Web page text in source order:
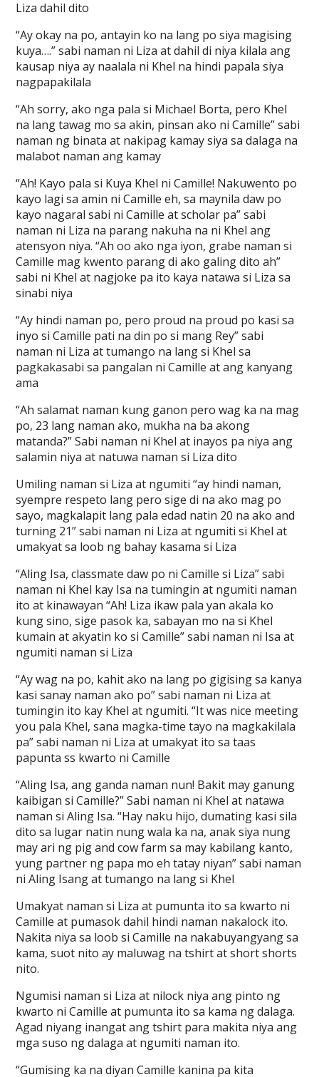
Liza dahil dito
“Ay okay na po, antayin ko na lang po siya magising
kuya….” sabi naman ni Liza at dahil di niya kilala ang
kausap niya ay naalala ni Khel na hindi papala siya
nagpapakilala
“Ah sorry, ako nga pala si Michael Borta, pero Khel
na lang tawag mo sa akin, pinsan ako ni Camille” sabi
naman ng binata at nakipag kamay siya sa dalaga na
malabot naman ang kamay
“Ah! Kayo pala si Kuya Khel ni Camille! Nakuwento po
kayo lagi sa amin ni Camille eh, sa maynila daw po
kayo nagaral sabi ni Camille at scholar pa” sabi
naman ni Liza na parang nakuha na ni Khel ang
atensyon niya. “Ah oo ako nga iyon, grabe naman si
Camille mag kwento parang di ako galing dito ah”
sabi ni Khel at nagjoke pa ito kaya natawa si Liza sa
sinabi niya
“Ay hindi naman po, pero proud na proud po kasi sa
inyo si Camille pati na din po si mang Rey” sabi
naman ni Liza at tumango na lang si Khel sa
pagkakasabi sa pangalan ni Camille at ang kanyang
ama
“Ah salamat naman kung ganon pero wag ka na mag
po, 23 lang naman ako, mukha na ba akong
matanda?” Sabi naman ni Khel at inayos pa niya ang
salamin niya at natuwa naman si Liza dito
Umiling naman si Liza at ngumiti “ay hindi naman,
syempre respeto lang pero sige di na ako mag po
sayo, magkalapit lang pala edad natin 20 na ako and
turning 21” sabi naman ni Liza at ngumiti si Khel at
umakyat sa loob ng bahay kasama si Liza
“Aling Isa, classmate daw po ni Camille si Liza” sabi
naman ni Khel kay Isa na tumingin at ngumiti naman
ito at kinawayan “Ah! Liza ikaw pala yan akala ko
kung sino, sige pasok ka, sabayan mo na si Khel
kumain at akyatin ko si Camille” sabi naman ni Isa at
ngumiti naman si Liza
“Ay wag na po, kahit ako na lang po gigising sa kanya
kasi sanay naman ako po” sabi naman ni Liza at
tumingin ito kay Khel at ngumiti. “It was nice meeting
you pala Khel, sana magka-time tayo na magkakilala
pa” sabi naman ni Liza at umakyat ito sa taas
papunta ss kwarto ni Camille
“Aling Isa, ang ganda naman nun! Bakit may ganung
kaibigan si Camille?” Sabi naman ni Khel at natawa
naman si Aling Isa. “Hay naku hijo, dumating kasi sila
dito sa lugar natin nung wala ka na, anak siya nung
may ari ng pig and cow farm sa may kabilang kanto,
yung partner ng papa mo eh tatay niyan” sabi naman
ni Aling Isang at tumango na lang si Khel
Umakyat naman si Liza at pumunta ito sa kwarto ni
Camille at pumasok dahil hindi naman nakalock ito.
Nakita niya sa loob si Camille na nakabuyangyang sa
kama, suot nito ay maluwag na tshirt at short shorts
nito.
Ngumisi naman si Liza at nilock niya ang pinto ng
kwarto ni Camille at pumunta ito sa kama ng dalaga.
Agad niyang inangat ang tshirt para makita niya ang
mga suso ng dalaga at ngumiti naman ito.
“Gumising ka na diyan Camille kanina pa kita